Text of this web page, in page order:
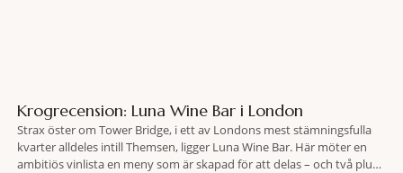
Krogrecension: Luna Wine Bar i London
Strax öster om Tower Bridge, i ett av Londons mest stämningsfulla
kvarter alldeles intill Themsen, ligger Luna Wine Bar. Här möter en
ambitiös vinlista en meny som är skapad för att delas – och två plus